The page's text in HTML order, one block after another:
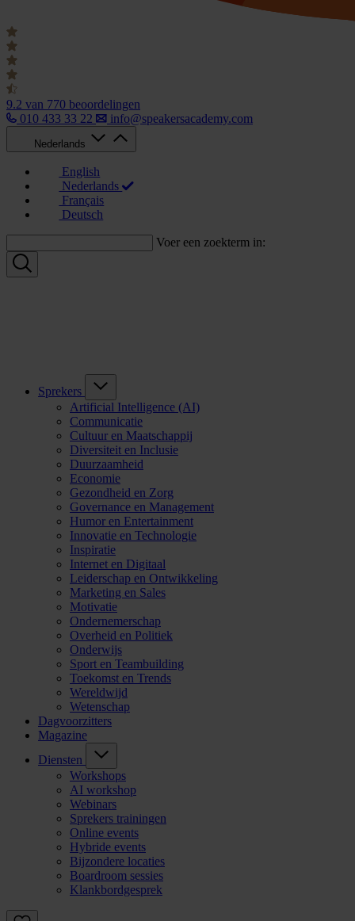
9.2 van 770 beoordelingen
010 433 33 22
info@speakersacademy.com
Nederlands
English
Nederlands
Français
Deutsch
Voer een zoekterm in:
Sprekers
Artificial Intelligence (AI)
Communicatie
Cultuur en Maatschappij
Diversiteit en Inclusie
Duurzaamheid
Economie
Gezondheid en Zorg
Governance en Management
Humor en Entertainment
Innovatie en Technologie
Inspiratie
Internet en Digitaal
Leiderschap en Ontwikkeling
Marketing en Sales
Motivatie
Ondernemerschap
Overheid en Politiek
Onderwijs
Sport en Teambuilding
Toekomst en Trends
Wereldwijd
Wetenschap
Dagvoorzitters
Magazine
Diensten
Workshops
AI workshop
Webinars
Sprekers trainingen
Online events
Hybride events
Bijzondere locaties
Boardroom sessies
Klankbordgesprek